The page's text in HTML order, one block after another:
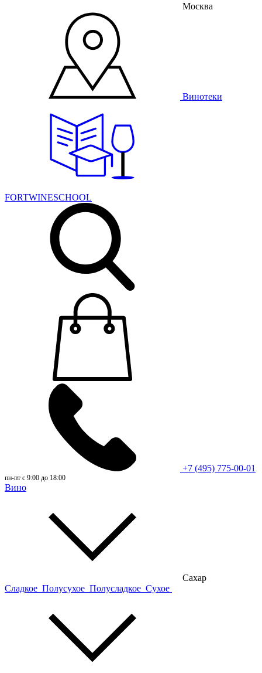
Москва
Винотеки
FORTWINESCHOOL
+7 (495) 775-00-01
пн-пт с 9:00 до 18:00
Вино
Сахар
Сладкое Полусухое Полусладкое Сухое